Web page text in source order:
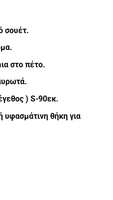
σουέτ.
στο πέτο.
) S-90εκ.
θήκη για